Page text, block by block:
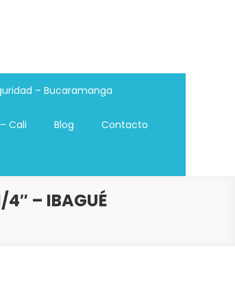
– Bucaramanga
Cali Blog Contacto
4″ – IBAGUÉ